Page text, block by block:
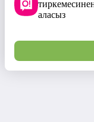
аласыз